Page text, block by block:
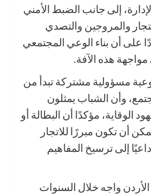
إلى جانب الضبط الأمني
والمروجين والتصدي
على أن بناء الوعي المجتمعي
هذه الآفة.
مسؤولية مشتركة تبدأ من
وأن الشباب يمثلون
الوقاية، مؤكدًا أن البطالة أو
أن تكون مبررًا للاتجار
إلى ترسيخ المفاهيم
واجه خلال السنوات